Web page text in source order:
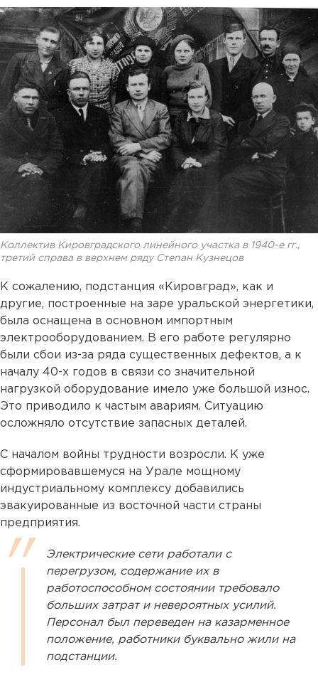
Коллектив Кировградского линейного участка в 1940-е гг.,
третий справа в верхнем ряду Степан Кузнецов
К сожалению, подстанция «Кировград», как и
другие, построенные на заре уральской энергетики,
была оснащена в основном импортным
электрооборудованием. В его работе регулярно
были сбои из-за ряда существенных дефектов, а к
началу 40-х годов в связи со значительной
нагрузкой оборудование имело уже большой износ.
Это приводило к частым авариям. Ситуацию
осложняло отсутствие запасных деталей.
С началом войны трудности возросли. К уже
сформировавшемуся на Урале мощному
индустриальному комплексу добавились
эвакуированные из восточной части страны
предприятия.
Электрические сети работали с
перегрузом, содержание их в
работоспособном состоянии требовало
больших затрат и невероятных усилий.
Персонал был переведен на казарменное
положение, работники буквально жили на
подстанции.